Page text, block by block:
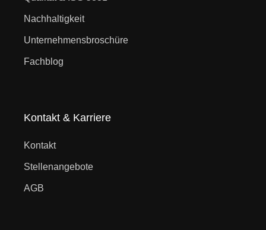
Nachhaltigkeit
Unternehmensbroschüre
Fachblog
Kontakt & Karriere
Kontakt
Stellenangebote
AGB